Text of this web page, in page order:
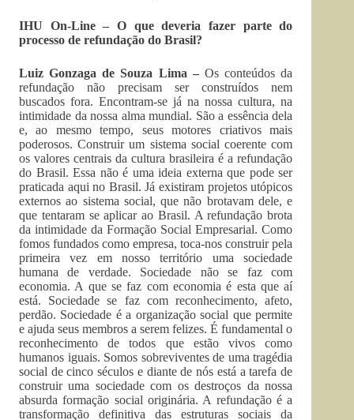
IHU On-Line – O que deveria fazer parte do
processo de refundação do Brasil?
Luiz Gonzaga de Souza Lima –Os conteúdos da
refundação não precisam ser construídos nem
buscados fora. Encontram-se já na nossa cultura, na
intimidade da nossa alma mundial. São a essência dela
e, ao mesmo tempo, seus motores criativos mais
poderosos. Construir um sistema social coerente com
os valores centrais da cultura brasileira é a refundação
do Brasil. Essa não é uma ideia externa que pode ser
praticada aqui no Brasil. Já existiram projetos utópicos
externos ao sistema social, que não brotavam dele, e
que tentaram se aplicar ao Brasil. A refundação brota
da intimidade da Formação Social Empresarial. Como
fomos fundados como empresa, toca-nos construir pela
primeira vez em nosso território uma sociedade
humana de verdade. Sociedade não se faz com
economia. A que se faz com economia é esta que aí
está. Sociedade se faz com reconhecimento, afeto,
perdão. Sociedade é a organização social que permite
e ajuda seus membros a serem felizes. É fundamental o
reconhecimento de todos que estão vivos como
humanos iguais. Somos sobreviventes de uma tragédia
social de cinco séculos e diante de nós está a tarefa de
construir uma sociedade com os destroços da nossa
absurda formação social originária. A refundação é a
transformação definitiva das estruturas sociais da